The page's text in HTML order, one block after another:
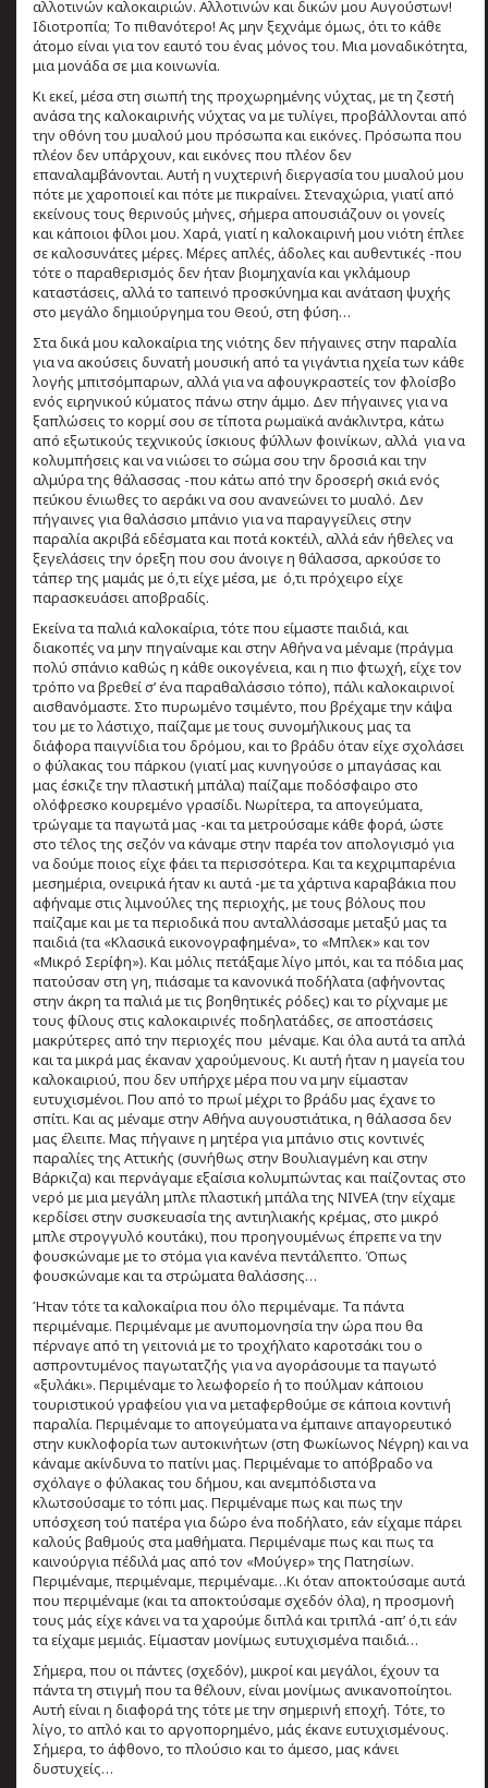
αλλοτινών καλοκαιριών. Αλλοτινών και δικών μου Αυγούστων!
Ιδιοτροπία; Το πιθανότερο! Ας μην ξεχνάμε όμως, ότι το κάθε
άτομο είναι για τον εαυτό του ένας μόνος του. Μια μοναδικότητα,
μια μονάδα σε μια κοινωνία.
Κι εκεί, μέσα στη σιωπή της προχωρημένης νύχτας, με τη ζεστή
ανάσα της καλοκαιρινής νύχτας να με τυλίγει, προβάλλονται από
την οθόνη του μυαλού μου πρόσωπα και εικόνες. Πρόσωπα που
πλέον δεν υπάρχουν, και εικόνες που πλέον δεν
επαναλαμβάνονται. Αυτή η νυχτερινή διεργασία του μυαλού μου
πότε με χαροποιεί και πότε με πικραίνει. Στεναχώρια, γιατί από
εκείνους τους θερινούς μήνες, σήμερα απουσιάζουν οι γονείς
και κάποιοι φίλοι μου. Χαρά, γιατί η καλοκαιρινή μου νιότη έπλεε
σε καλοσυνάτες μέρες. Μέρες απλές, άδολες και αυθεντικές -που
τότε ο παραθερισμός δεν ήταν βιομηχανία και γκλάμουρ
καταστάσεις, αλλά το ταπεινό προσκύνημα και ανάταση ψυχής
στο μεγάλο δημιούργημα του Θεού, στη φύση…
Στα δικά μου καλοκαίρια της νιότης δεν πήγαινες στην παραλία
για να ακούσεις δυνατή μουσική από τα γιγάντια ηχεία των κάθε
λογής μπιτσόμπαρων, αλλά για να αφουγκραστείς τον φλοίσβο
ενός ειρηνικού κύματος πάνω στην άμμο. Δεν πήγαινες για να
ξαπλώσεις το κορμί σου σε τίποτα ρωμαϊκά ανάκλιντρα, κάτω
από εξωτικούς τεχνικούς ίσκιους φύλλων φοινίκων, αλλά για να
κολυμπήσεις και να νιώσει το σώμα σου την δροσιά και την
αλμύρα της θάλασσας -που κάτω από την δροσερή σκιά ενός
πεύκου ένιωθες το αεράκι να σου ανανεώνει το μυαλό. Δεν
πήγαινες για θαλάσσιο μπάνιο για να παραγγείλεις στην
παραλία ακριβά εδέσματα και ποτά κοκτέιλ, αλλά εάν ήθελες να
ξεγελάσεις την όρεξη που σου άνοιγε η θάλασσα, αρκούσε το
τάπερ της μαμάς με ό,τι είχε μέσα, με ό,τι πρόχειρο είχε
παρασκευάσει αποβραδίς.
Εκείνα τα παλιά καλοκαίρια, τότε που είμαστε παιδιά, και
διακοπές να μην πηγαίναμε και στην Αθήνα να μέναμε (πράγμα
πολύ σπάνιο καθώς η κάθε οικογένεια, και η πιο φτωχή, είχε τον
τρόπο να βρεθεί σ’ ένα παραθαλάσσιο τόπο), πάλι καλοκαιρινοί
αισθανόμαστε. Στο πυρωμένο τσιμέντο, που βρέχαμε την κάψα
του με το λάστιχο, παίζαμε με τους συνομήλικους μας τα
διάφορα παιγνίδια του δρόμου, και το βράδυ όταν είχε σχολάσει
ο φύλακας του πάρκου (γιατί μας κυνηγούσε ο μπαγάσας και
μας έσκιζε την πλαστική μπάλα) παίζαμε ποδόσφαιρο στο
ολόφρεσκο κουρεμένο γρασίδι. Νωρίτερα, τα απογεύματα,
τρώγαμε τα παγωτά μας -και τα μετρούσαμε κάθε φορά, ώστε
στο τέλος της σεζόν να κάναμε στην παρέα τον απολογισμό για
να δούμε ποιος είχε φάει τα περισσότερα. Και τα κεχριμπαρένια
μεσημέρια, ονειρικά ήταν κι αυτά -με τα χάρτινα καραβάκια που
αφήναμε στις λιμνούλες της περιοχής, με τους βόλους που
παίζαμε και με τα περιοδικά που ανταλλάσσαμε μεταξύ μας τα
παιδιά (τα «Κλασικά εικονογραφημένα», το «Μπλεκ» και τον
«Μικρό Σερίφη»). Και μόλις πετάξαμε λίγο μπόι, και τα πόδια μας
πατούσαν στη γη, πιάσαμε τα κανονικά ποδήλατα (αφήνοντας
στην άκρη τα παλιά με τις βοηθητικές ρόδες) και το ρίχναμε με
τους φίλους στις καλοκαιρινές ποδηλατάδες, σε αποστάσεις
μακρύτερες από την περιοχές που μέναμε. Και όλα αυτά τα απλά
και τα μικρά μας έκαναν χαρούμενους. Κι αυτή ήταν η μαγεία του
καλοκαιριού, που δεν υπήρχε μέρα που να μην είμασταν
ευτυχισμένοι. Που από το πρωί μέχρι το βράδυ μας έχανε το
σπίτι. Και ας μέναμε στην Αθήνα αυγουστιάτικα, η θάλασσα δεν
μας έλειπε. Μας πήγαινε η μητέρα για μπάνιο στις κοντινές
παραλίες της Αττικής (συνήθως στην Βουλιαγμένη και στην
Βάρκιζα) και περνάγαμε εξαίσια κολυμπώντας και παίζοντας στο
νερό με μια μεγάλη μπλε πλαστική μπάλα της NIVEA (την είχαμε
κερδίσει στην συσκευασία της αντιηλιακής κρέμας, στο μικρό
μπλε στρογγυλό κουτάκι), που προηγουμένως έπρεπε να την
φουσκώναμε με το στόμα για κανένα πεντάλεπτο. Όπως
φουσκώναμε και τα στρώματα θαλάσσης…
Ήταν τότε τα καλοκαίρια που όλο περιμέναμε. Τα πάντα
περιμέναμε. Περιμέναμε με ανυπομονησία την ώρα που θα
πέρναγε από τη γειτονιά με το τροχήλατο καροτσάκι του ο
ασπροντυμένος παγωτατζής για να αγοράσουμε τα παγωτό
«ξυλάκι». Περιμέναμε το λεωφορείο ή το πούλμαν κάποιου
τουριστικού γραφείου για να μεταφερθούμε σε κάποια κοντινή
παραλία. Περιμέναμε το απογεύματα να έμπαινε απαγορευτικό
στην κυκλοφορία των αυτοκινήτων (στη Φωκίωνος Νέγρη) και να
κάναμε ακίνδυνα το πατίνι μας. Περιμέναμε το απόβραδο να
σχόλαγε ο φύλακας του δήμου, και ανεμπόδιστα να
κλωτσούσαμε το τόπι μας. Περιμέναμε πως και πως την
υπόσχεση τού πατέρα για δώρο ένα ποδήλατο, εάν είχαμε πάρει
καλούς βαθμούς στα μαθήματα. Περιμέναμε πως και πως τα
καινούργια πέδιλά μας από τον «Μούγερ» της Πατησίων.
Περιμέναμε, περιμέναμε, περιμέναμε…Κι όταν αποκτούσαμε αυτά
που περιμέναμε (και τα αποκτούσαμε σχεδόν όλα), η προσμονή
τους μάς είχε κάνει να τα χαρούμε διπλά και τριπλά -απ’ ό,τι εάν
τα είχαμε μεμιάς. Είμασταν μονίμως ευτυχισμένα παιδιά…
Σήμερα, που οι πάντες (σχεδόν), μικροί και μεγάλοι, έχουν τα
πάντα τη στιγμή που τα θέλουν, είναι μονίμως ανικανοποίητοι.
Αυτή είναι η διαφορά της τότε με την σημερινή εποχή. Τότε, το
λίγο, το απλό και το αργοπορημένο, μάς έκανε ευτυχισμένους.
Σήμερα, το άφθονο, το πλούσιο και το άμεσο, μας κάνει
δυστυχείς…